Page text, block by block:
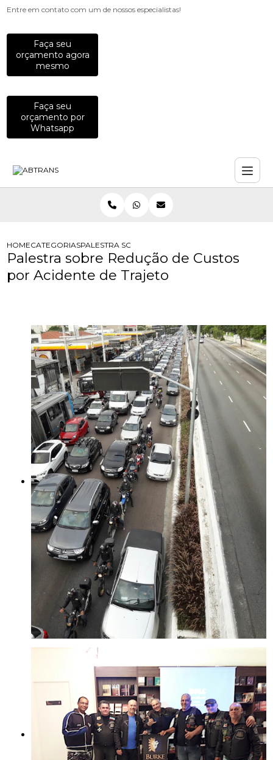
Entre em contato com um de nossos especialistas!
Faça seu
orçamento agora
mesmo
Faça seu
orçamento por
Whatsapp
HOMECATEGORIASPALESTRA SOBRE REDUCAO DE CUSTOS POR
Palestra sobre Redução de Custos
por Acidente de Trajeto